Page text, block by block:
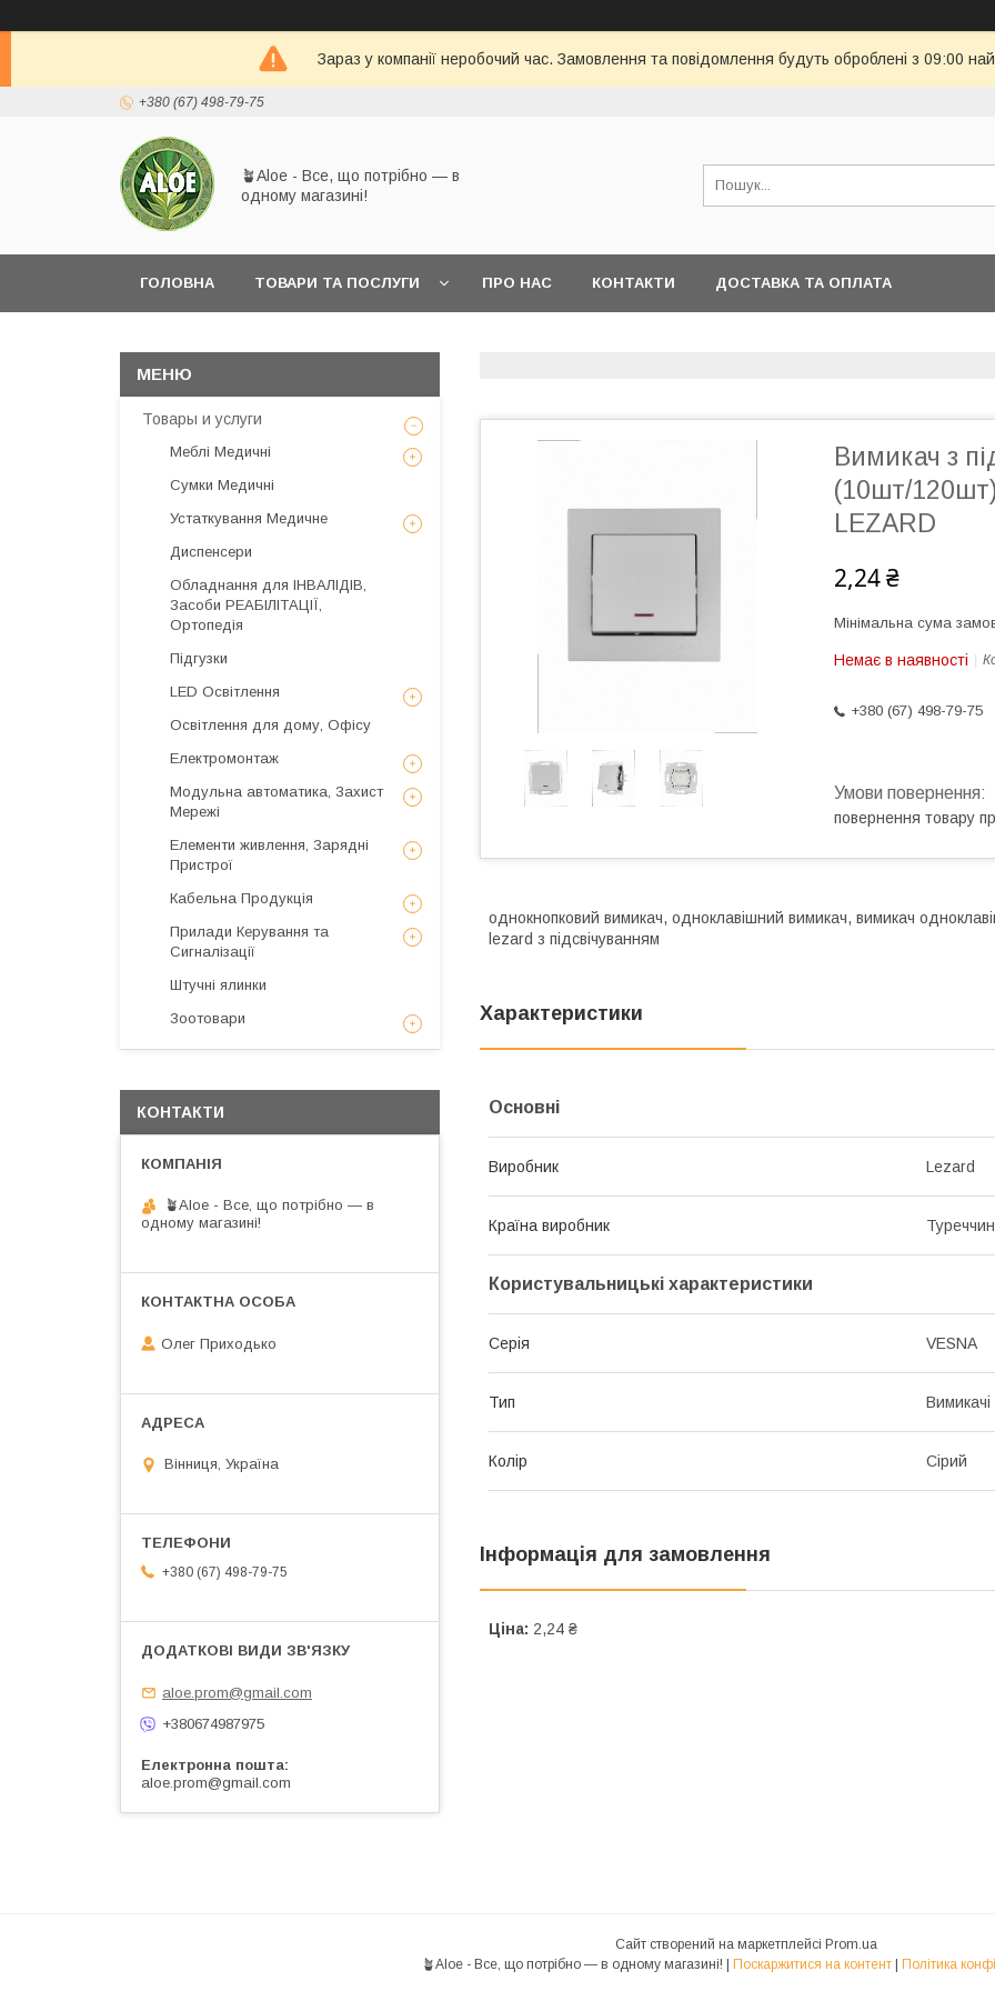
Зараз у компанії неробочий час. Замовлення та повідомлення будуть оброблені з 09:00
+380 (67) 498-79-75
🪴Aloe - Все, що потрібно — в
одному магазині!
ГОЛОВНА ТОВАРИ ТА ПОСЛУГИ ПРО НАС КОНТАКТИ ДОСТАВКА ТА ОПЛАТА
Вимикач з
(10шт/
LEZARD
2,24 ₴
Мінімальна сума
Немає в наявності
+380 (67) 498-79-75
повернення товару
однокнопковий вимикач, одноклавішний вимикач, вимикач
lezard з підсвічуванням
Характеристики
Основні
Виробник Lezard
Країна виробник
Користувальницькі характеристики
Серія VESNA
Тип Вимикачі
Колір Сірий
Інформація для замовлення
Ціна: 2,24 ₴
Товары и услуги
Меблі Медичні
Сумки Медичні
Устаткування Медичне
Диспенсери
Обладнання для ІНВАЛІДІВ,
Засоби РЕАБІЛІТАЦІЇ,
Ортопедія
Підгузки
LED Освітлення
Освітлення для дому, Офісу
Електромонтаж
Модульна автоматика, Захист
Мережі
Елементи живлення, Зарядні
Пристрої
Кабельна Продукція
Прилади Керування та
Сигналізації
Штучні ялинки
Зоотовари
КОНТАКТИ
🪴Aloe - Все, що потрібно — в
одному магазині!
Олег Приходько
Вінниця, Україна
+380 (67) 498-79-75
aloe.prom@gmail.com
+380674987975
Електронна пошта
aloe.prom@gmail.com
Сайт створений на маркетплейсі Prom.ua
Поскаржитися на контент Політика